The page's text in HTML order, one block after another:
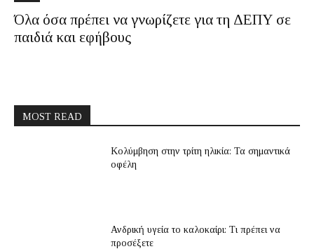
Όλα όσα πρέπει να γνωρίζετε για τη ΔΕΠΥ σε
παιδιά και εφήβους
MOST READ
Κολύμβηση στην τρίτη ηλικία: Τα σημαντικά
οφέλη
Ανδρική υγεία το καλοκαίρι: Τι πρέπει να
προσέξετε